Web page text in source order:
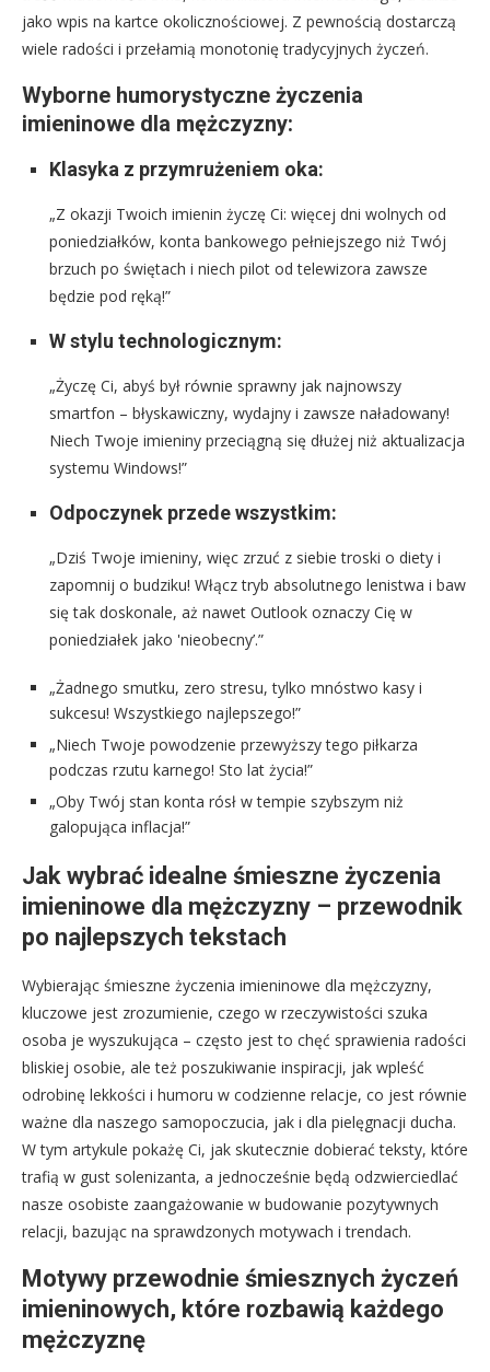
jako wpis na kartce okolicznościowej. Z pewnością dostarczą
wiele radości i przełamią monotonię tradycyjnych życzeń.
Wyborne humorystyczne życzenia
imieninowe dla mężczyzny:
Klasyka z przymrużeniem oka:
„Z okazji Twoich imienin życzę Ci: więcej dni wolnych od
poniedziałków, konta bankowego pełniejszego niż Twój
brzuch po świętach i niech pilot od telewizora zawsze
będzie pod ręką!”
W stylu technologicznym:
„Życzę Ci, abyś był równie sprawny jak najnowszy
smartfon – błyskawiczny, wydajny i zawsze naładowany!
Niech Twoje imieniny przeciągną się dłużej niż aktualizacja
systemu Windows!”
Odpoczynek przede wszystkim:
„Dziś Twoje imieniny, więc zrzuć z siebie troski o diety i
zapomnij o budziku! Włącz tryb absolutnego lenistwa i baw
się tak doskonale, aż nawet Outlook oznaczy Cię w
poniedziałek jako 'nieobecny’.”
„Żadnego smutku, zero stresu, tylko mnóstwo kasy i
sukcesu! Wszystkiego najlepszego!”
„Niech Twoje powodzenie przewyższy tego piłkarza
podczas rzutu karnego! Sto lat życia!”
„Oby Twój stan konta rósł w tempie szybszym niż
galopująca inflacja!”
Jak wybrać idealne śmieszne życzenia
imieninowe dla mężczyzny – przewodnik
po najlepszych tekstach
Wybierając śmieszne życzenia imieninowe dla mężczyzny,
kluczowe jest zrozumienie, czego w rzeczywistości szuka
osoba je wyszukująca – często jest to chęć sprawienia radości
bliskiej osobie, ale też poszukiwanie inspiracji, jak wpleść
odrobinę lekkości i humoru w codzienne relacje, co jest równie
ważne dla naszego samopoczucia, jak i dla pielęgnacji ducha.
W tym artykule pokażę Ci, jak skutecznie dobierać teksty, które
trafią w gust solenizanta, a jednocześnie będą odzwierciedlać
nasze osobiste zaangażowanie w budowanie pozytywnych
relacji, bazując na sprawdzonych motywach i trendach.
Motywy przewodnie śmiesznych życzeń
imieninowych, które rozbawią każdego
mężczyznę